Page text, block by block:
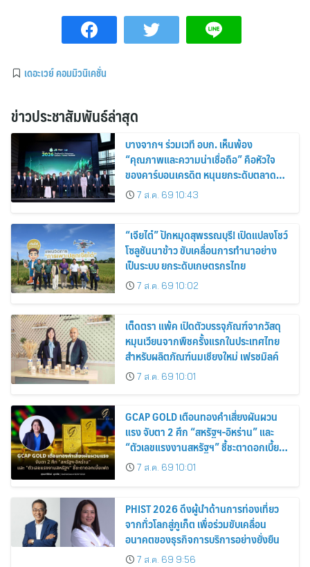
เดอะเวย์ คอมมิวนิเคชั่น
ข่าวประชาสัมพันธ์ล่าสุด
บางจากฯ ร่วมเวที อบก. เห็นพ้อง
“คุณภาพและความน่าเชื่อถือ” คือหัวใจ
ของคาร์บอนเครดิต หนุนยกระดับตลาด
คาร์บอนไทย เชื่อมโยงอาเซียน เปิดโอกาสสู่
ตลาดสากล
7 ส.ค. 69 10:43
“เจียไต๋” ปักหมุดสุพรรณบุรี! เปิดแปลงโชว์
โซลูชันนาข้าว ขับเคลื่อนการทำนาอย่าง
เป็นระบบ ยกระดับเกษตรกรไทย
7 ส.ค. 69 10:02
เต็ดตรา แพ้ค เปิดตัวบรรจุภัณฑ์จากวัสดุ
หมุนเวียนจากพืชครั้งแรกในประเทศไทย
สำหรับผลิตภัณฑ์นมเชียงใหม่ เฟรชมิลค์
7 ส.ค. 69 10:01
GCAP GOLD เตือนทองคำเสี่ยงผันผวน
แรง จับตา 2 ศึก “สหรัฐฯ-อิหร่าน” และ
“ตัวเลขแรงงานสหรัฐฯ” ชี้ชะตาดอกเบี้ย
เฟด7 ส.ค. 69 10:01
PHIST 2026 ดึงผู้นำด้านการท่องเที่ยว
จากทั่วโลกสู่ภูเก็ต เพื่อร่วมขับเคลื่อน
อนาคตของธุรกิจการบริการอย่างยั่งยืน
7 ส.ค. 69 9:56